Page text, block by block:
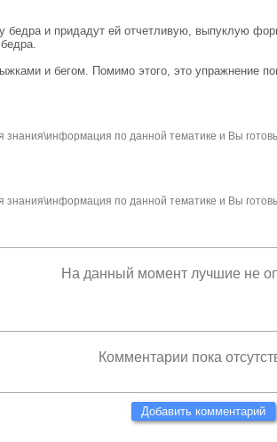
и придадут ей отчетливую, выпуклую
и бегом. Помимо этого, это упражнение
знания\информация по данной тематике и Вы
знания\информация по данной тематике и Вы
На данный момент лучшие не
Комментарии пока
Добавить комментарий